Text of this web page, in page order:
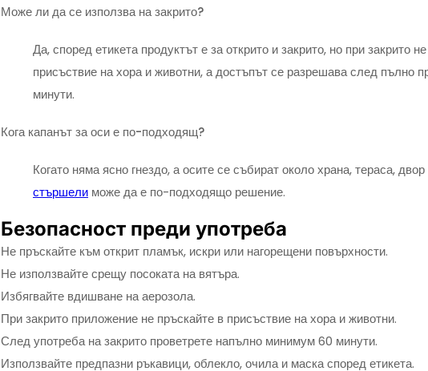
Може ли да се използва на закрито?
Да, според етикета продуктът е за открито и закрито, но при закрито
присъствие на хора и животни, а достъпът се разрешава след пълно
минути.
Кога капанът за оси е по-подходящ?
Когато няма ясно гнездо, а осите се събират около храна, тераса,
стършели може да е по-подходящо решение.
Безопасност преди употреба
Не пръскайте към открит пламък, искри или нагорещени повърхности.
Не използвайте срещу посоката на вятъра.
Избягвайте вдишване на аерозола.
При закрито приложение не пръскайте в присъствие на хора и животни.
След употреба на закрито проветрете напълно минимум 60 минути.
Използвайте предпазни ръкавици, облекло, очила и маска според етикета.